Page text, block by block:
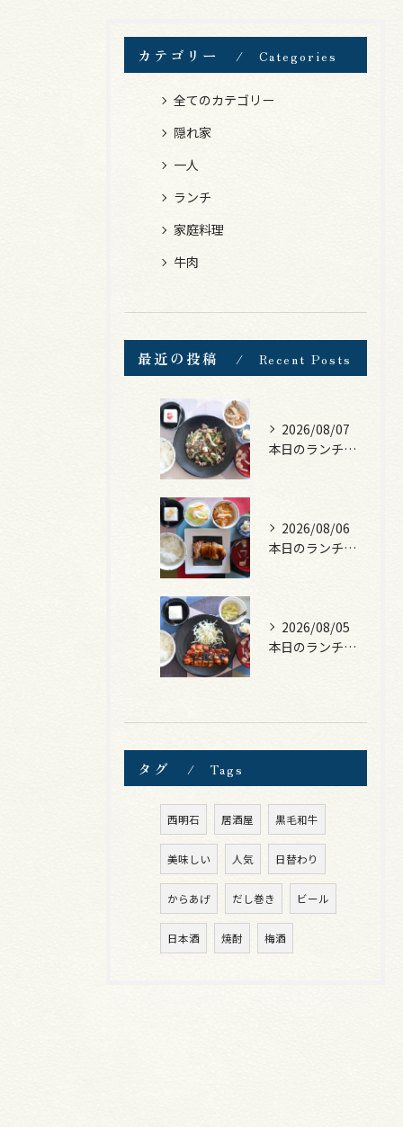
カテゴリー Categories
全てのカテゴリー
隠れ家
一人
ランチ
家庭料理
牛肉
最近の投稿 Recent Posts
2026/08/07
本日のランチは、黒毛和牛のチャプチェ！
2026/08/06
本日のランチは、照焼きチキン！
2026/08/05
本日のランチは、ロース豚カツ梅はさみ！
タグ Tags
西明石 居酒屋 黒毛和牛
美味しい 人気 日替わり
からあげ だし巻き ビール
日本酒 焼酎 梅酒